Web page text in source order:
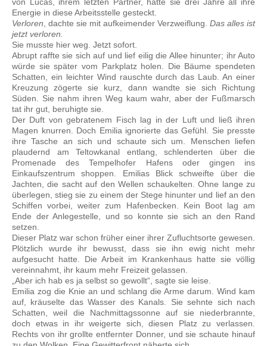
Energie in diese Arbeitsstelle gesteckt.
Verloren , dachte sie mit aufkeimender Verzweiflung. Das alles ist
jetzt verloren.
Sie musste hier weg. Jetzt sofort.
Abrupt raffte sie sich auf und lief eilig die Allee hinunter; ihr Auto
würde sie später vom Parkplatz holen. Die Bäume spendeten
Schatten, ein leichter Wind rauschte durch das Laub. An einer
Kreuzung zögerte sie kurz, dann wandte sie sich Richtung
Süden. Sie nahm ihren Weg kaum wahr, aber der Fußmarsch
tat ihr gut, beruhigte sie.
Der Duft von gebratenem Fisch lag in der Luft und ließ ihren
Magen knurren. Doch Emilia ignorierte das Gefühl. Sie presste
ihre Tasche an sich und schaute sich um. Menschen liefen
plaudernd am Teltowkanal entlang, schlenderten über die
Promenade des Tempelhofer Hafens oder gingen ins
Einkaufszentrum shoppen. Emilias Blick schweifte über die
Jachten, die sacht auf den Wellen schaukelten. Ohne lange zu
überlegen, stieg sie zu einem der Stege hinunter und lief an den
Schiffen vorbei, weiter zum Hafenbecken. Kein Boot lag am
Ende der Anlegestelle, und so konnte sie sich an den Rand
setzen.
Dieser Platz war schon früher einer ihrer Zufluchtsorte gewesen.
Plötzlich wurde ihr bewusst, dass sie ihn ewig nicht mehr
aufgesucht hatte. Die Arbeit im Krankenhaus hatte sie völlig
vereinnahmt, ihr kaum mehr Freizeit gelassen.
„Aber ich hab es ja selbst so gewollt“, sagte sie leise.
Emilia zog die Knie an und schlang die Arme darum. Wind kam
auf, kräuselte das Wasser des Kanals. Sie sehnte sich nach
Schatten, weil die Nachmittagssonne auf sie niederbrannte,
doch etwas in ihr weigerte sich, diesen Platz zu verlassen.
Rechts von ihr grollte entfernter Donner, und sie schaute hinauf